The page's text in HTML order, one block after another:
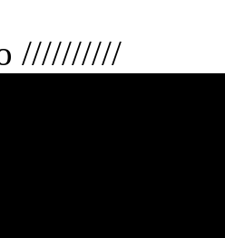
//////////